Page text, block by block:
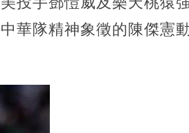
華隊精神象徵的陳傑憲